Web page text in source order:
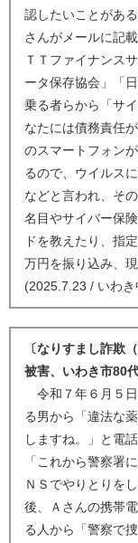
認したいことがあ
さんがメールに記
ＴＴファイナンス
ータ保存協会」「
乗る者らから「サ
なたには債務責任
のスマートフォン
るので、ウイルス
などと言われ、そ
名目やサイバー保
ドを教えたり、指
万円を振り込み、
(2025.7.23 / いわき
〔なりすまし詐欺
被害、いわき市80
令和７年６月５
る男から「違法な
しますね。」と電
「これから警察署
ＮＳでやりとりを
後、Ａさんの携帯
る人から「警察で